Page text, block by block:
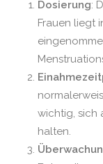
Dosierung:
Frauen liegt
wichtig, sich
halten.